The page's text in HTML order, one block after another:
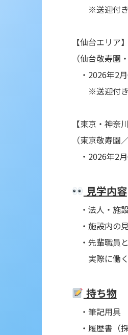
※送迎付き
【仙台エリア】
（仙台敬寿園
・2026年2
※送迎付き
【東京・神奈
（東京敬寿園
・2026年2
見学内容
・法人・施
・施設内の
・先輩職員
実際に働く
持ち物
・筆記用具
・履歴書（